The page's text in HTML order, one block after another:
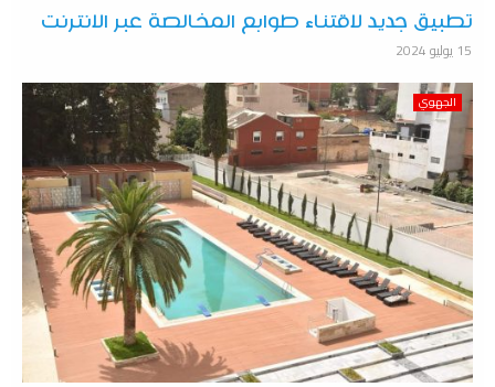
تطبيق جديد لاقتناء طوابع المخالصة عبر الانترنت
15 يوليو 2024
الجهوي